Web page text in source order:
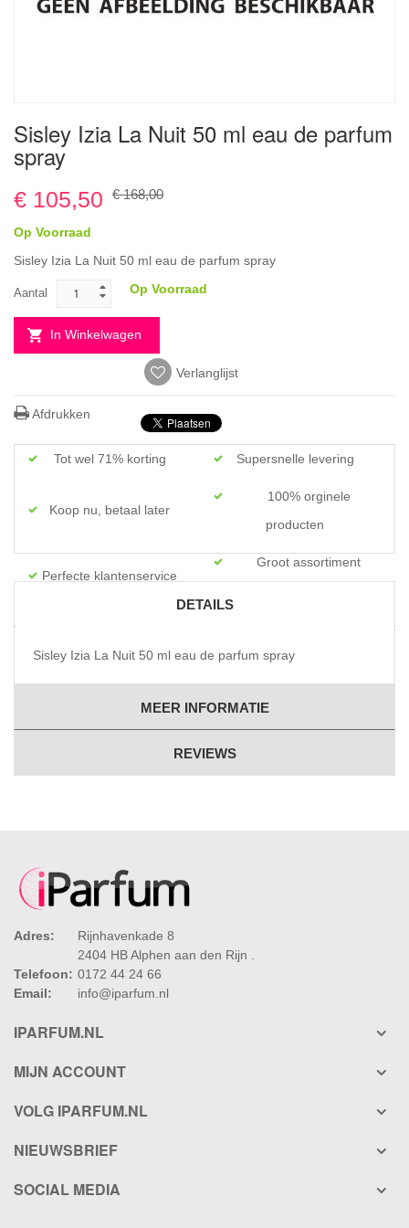
naar
begin
de
afbeeldingen-
Sisley Izia La Nuit 50 ml eau de parfum
spray
€ 105,50 € 168,00
Op Voorraad
Sisley Izia La Nuit 50 ml eau de parfum spray
Aantal Op Voorraad
In Winkelwagen
Verlanglijst
Afdrukken
Tot wel 71% korting Supersnelle levering
Koop nu, betaal later
100% orginele
producten
Perfecte klantenservice
Groot assortiment
DETAILS
Sisley Izia La Nuit 50 ml eau de parfum spray
MEER INFORMATIE
REVIEWS
Adres:
Rijnhavenkade 8
2404 HB Alphen aan den Rijn .
Telefoon: 0172 44 24 66
Email:
info@iparfum.nl
IPARFUM.NL
MIJN ACCOUNT
VOLG IPARFUM.NL
NIEUWSBRIEF
SOCIAL MEDIA